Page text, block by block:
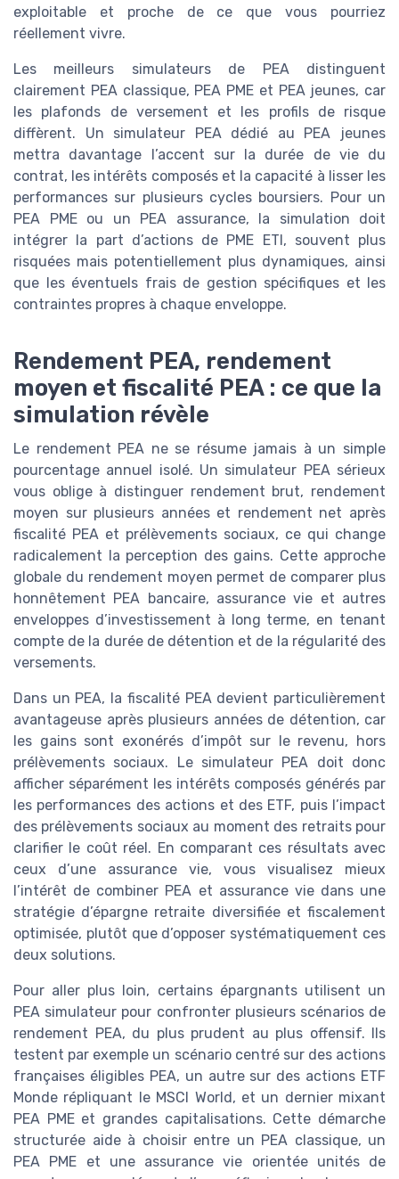
exploitable et proche de ce que vous pourriez
réellement vivre.
Les meilleurs simulateurs de PEA distinguent
clairement PEA classique, PEA PME et PEA jeunes, car
les plafonds de versement et les profils de risque
diffèrent. Un simulateur PEA dédié au PEA jeunes
mettra davantage l’accent sur la durée de vie du
contrat, les intérêts composés et la capacité à lisser les
performances sur plusieurs cycles boursiers. Pour un
PEA PME ou un PEA assurance, la simulation doit
intégrer la part d’actions de PME ETI, souvent plus
risquées mais potentiellement plus dynamiques, ainsi
que les éventuels frais de gestion spécifiques et les
contraintes propres à chaque enveloppe.
Rendement PEA, rendement
moyen et fiscalité PEA : ce que la
simulation révèle
Le rendement PEA ne se résume jamais à un simple
pourcentage annuel isolé. Un simulateur PEA sérieux
vous oblige à distinguer rendement brut, rendement
moyen sur plusieurs années et rendement net après
fiscalité PEA et prélèvements sociaux, ce qui change
radicalement la perception des gains. Cette approche
globale du rendement moyen permet de comparer plus
honnêtement PEA bancaire, assurance vie et autres
enveloppes d’investissement à long terme, en tenant
compte de la durée de détention et de la régularité des
versements.
Dans un PEA, la fiscalité PEA devient particulièrement
avantageuse après plusieurs années de détention, car
les gains sont exonérés d’impôt sur le revenu, hors
prélèvements sociaux. Le simulateur PEA doit donc
afficher séparément les intérêts composés générés par
les performances des actions et des ETF, puis l’impact
des prélèvements sociaux au moment des retraits pour
clarifier le coût réel. En comparant ces résultats avec
ceux d’une assurance vie, vous visualisez mieux
l’intérêt de combiner PEA et assurance vie dans une
stratégie d’épargne retraite diversifiée et fiscalement
optimisée, plutôt que d’opposer systématiquement ces
deux solutions.
Pour aller plus loin, certains épargnants utilisent un
PEA simulateur pour confronter plusieurs scénarios de
rendement PEA, du plus prudent au plus offensif. Ils
testent par exemple un scénario centré sur des actions
françaises éligibles PEA, un autre sur des actions ETF
Monde répliquant le MSCI World, et un dernier mixant
PEA PME et grandes capitalisations. Cette démarche
structurée aide à choisir entre un PEA classique, un
PEA PME et une assurance vie orientée unités de